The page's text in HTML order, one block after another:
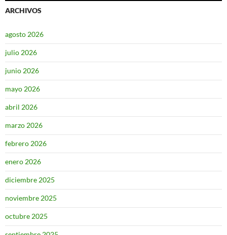
ARCHIVOS
agosto 2026
julio 2026
junio 2026
mayo 2026
abril 2026
marzo 2026
febrero 2026
enero 2026
diciembre 2025
noviembre 2025
octubre 2025